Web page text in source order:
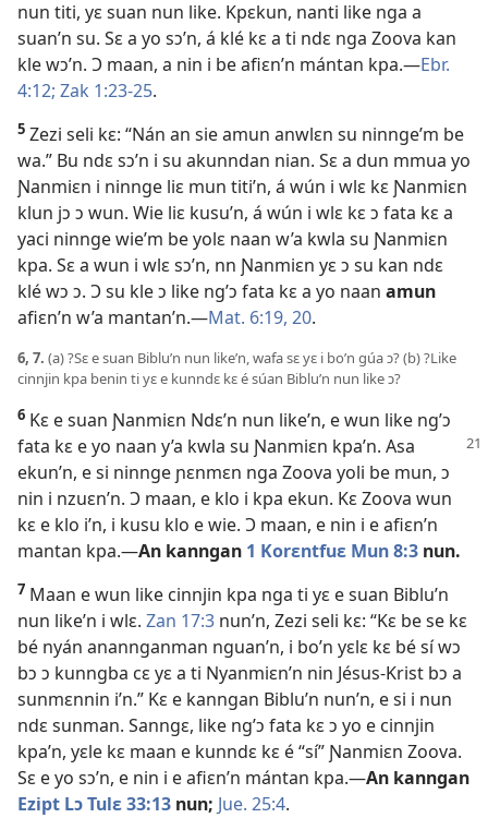
nun titi, yɛ suan nun like. Kpɛkun, nanti like nga a
suan’n su. Sɛ a yo sɔ’n, á klé kɛ a ti ndɛ nga Zoova kan
kle wɔ’n. Ɔ maan, a nin i be afiɛn’n mántan kpa.​—Ebr.
4:12; Zak 1:23-25.
5 Zezi seli kɛ: “Nán an sie amun anwlɛn su ninnge’m be
wa.” Bu ndɛ sɔ’n i su akunndan nian. Sɛ a dun mmua yo
Ɲanmiɛn i ninnge liɛ mun titi’n, á wún i wlɛ kɛ Ɲanmiɛn
klun jɔ ɔ wun. Wie liɛ kusu’n, á wún i wlɛ kɛ ɔ fata kɛ a
yaci ninnge wie’m be yolɛ naan w’a kwla su Ɲanmiɛn
kpa. Sɛ a wun i wlɛ sɔ’n, nn Ɲanmiɛn yɛ ɔ su kan ndɛ
klé wɔ ɔ. Ɔ su kle ɔ like ng’ɔ fata kɛ a yo naan amun
afiɛn’n w’a mantan’n.​—Mat. 6:19, 20.
6, 7. (a) ?Sɛ e suan Biblu’n nun like’n, wafa sɛ yɛ i bo’n gúa ɔ? (b) ?Like
cinnjin kpa benin ti yɛ e kunndɛ kɛ é súan Biblu’n nun like ɔ?
6 Kɛ e suan Ɲanmiɛn Ndɛ’n nun like’n, e wun like ng’ɔ
fata kɛ e yo naan y’a kwla su Ɲanmiɛn kpa’n. Asa
ekun’n, e si ninnge ɲɛnmɛn nga Zoova yoli be mun, ɔ
nin i nzuɛn’n. Ɔ maan, e klo i kpa ekun. Kɛ Zoova wun
kɛ e klo i’n, i kusu klo e wie. Ɔ maan, e nin i e afiɛn’n
mantan kpa.​—An kanngan 1 Korɛntfuɛ Mun 8:3 nun.
7 Maan e wun like cinnjin kpa nga ti yɛ e suan Biblu’n
nun like’n i wlɛ. Zan 17:3 nun’n, Zezi seli kɛ: “Kɛ be se kɛ
bé nyán anannganman nguan’n, i bo’n yɛlɛ kɛ bé sí wɔ
bɔ ɔ kunngba cɛ yɛ a ti Nyanmiɛn’n nin Jésus-Krist bɔ a
sunmɛnnin i’n.” Kɛ e kanngan Biblu’n nun’n, e si i nun
ndɛ sunman. Sanngɛ, like ng’ɔ fata kɛ ɔ yo e cinnjin
kpa’n, yɛle kɛ maan e kunndɛ kɛ é “sí” Ɲanmiɛn Zoova.
Sɛ e yo sɔ’n, e nin i e afiɛn’n mántan kpa.​—An kanngan
Ezipt Lɔ Tulɛ 33:13 nun; Jue. 25:4.